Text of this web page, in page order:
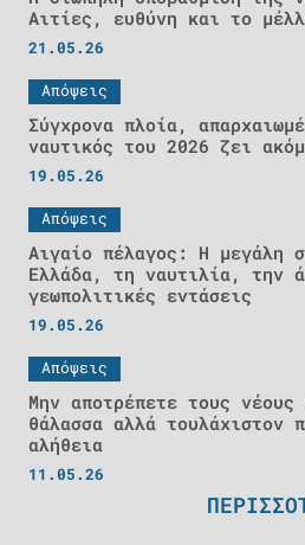
Αιτίες, ευθύνη και το
21.05.26
Απόψεις
Σύγχρονα πλοία,
ναυτικός του 2026 ζει
19.05.26
Απόψεις
Αιγαίο πέλαγος: Η μεγάλη
Ελλάδα, τη ναυτιλία, την
γεωπολιτικές εντάσεις
19.05.26
Απόψεις
Μην αποτρέπετε τους
θάλασσα αλλά τουλάχιστον
αλήθεια
11.05.26